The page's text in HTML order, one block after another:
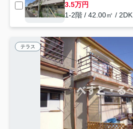
3.5万円
1-2階 / 42.00㎡ / 2DK
テラス